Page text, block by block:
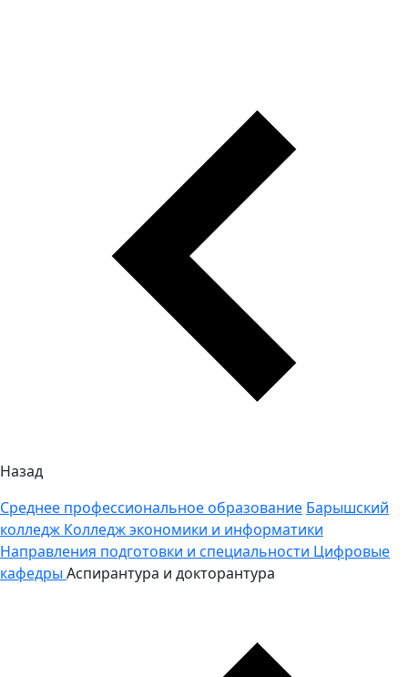
Назад
Среднее профессиональное образование Барышский
колледж Колледж экономики и информатики
Направления подготовки и специальности Цифровые
кафедры Аспирантура и докторантура